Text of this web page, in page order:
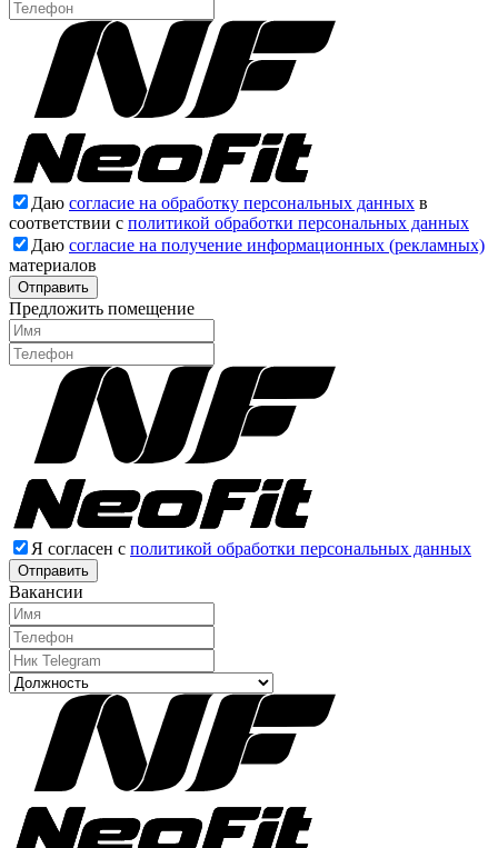
Даю согласие на обработку персональных данных в
соответствии с политикой обработки персональных данных
Даю согласие на получение информационных (рекламных)
материалов
Отправить
Предложить помещение
Я согласен с политикой обработки персональных данных
Отправить
Вакансии